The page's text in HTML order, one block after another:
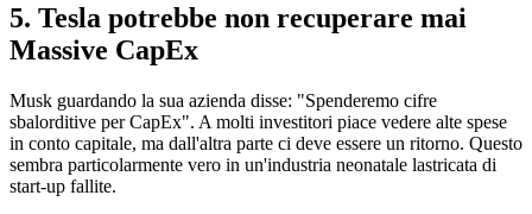
5. Tesla potrebbe non recuperare mai
Massive CapEx
Musk guardando la sua azienda disse: "Spenderemo cifre
sbalorditive per CapEx". A molti investitori piace vedere alte spese
in conto capitale, ma dall'altra parte ci deve essere un ritorno. Questo
sembra particolarmente vero in un'industria neonatale lastricata di
start-up fallite.